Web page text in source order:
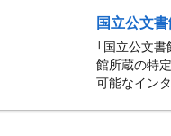
国立公文
「国立公文書
館所蔵の特
可能なイン